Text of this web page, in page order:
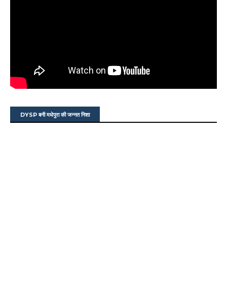
DYSP बनी मधेपुरा की जन्नत निशा